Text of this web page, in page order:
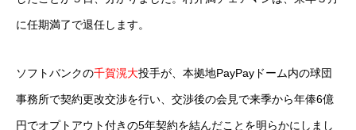
に任期満了で退任します。
ソフトバンクの千賀滉大投手が、本拠地PayPayドーム内の球団
事務所で契約更改交渉を行い、交渉後の会見で来季から年俸6億
円でオプトアウト付きの5年契約を結んだことを明らかにしまし